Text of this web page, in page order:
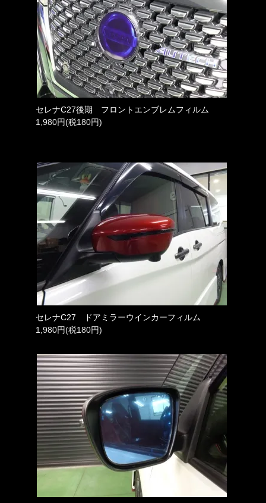
セレナC27後期 フロントエンブレムフィルム
1,980円(税180円)
セレナC27 ドアミラーウインカーフィルム
1,980円(税180円)